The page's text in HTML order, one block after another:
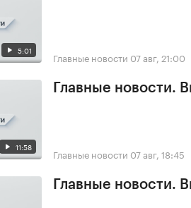
5:01 Главные новости 07 авг, 21:00
11:58
Главные новости.
Главные новости 07 авг, 18:45
Главные новости.